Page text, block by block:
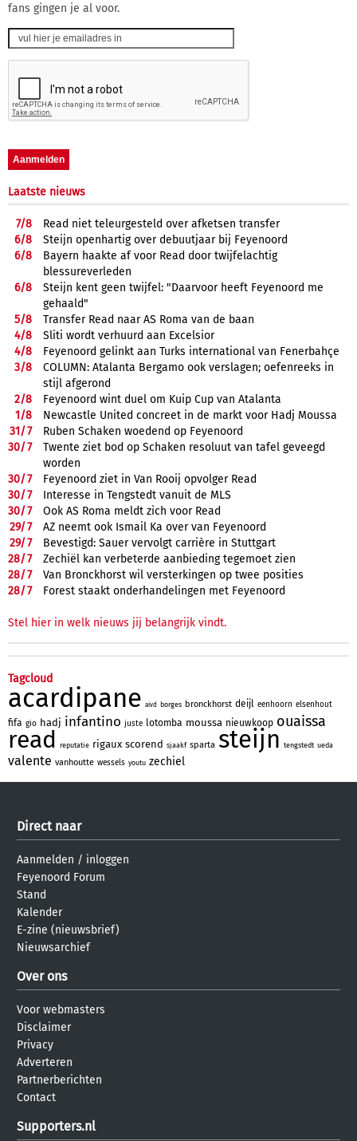
fans gingen je al voor.
Laatste nieuws
7/8
Read niet teleurgesteld over afketsen transfer
6/8
Steijn openhartig over debuutjaar bij Feyenoord
6/8
Bayern haakte af voor Read door twijfelachtig
blessureverleden
6/8
Steijn kent geen twijfel: "Daarvoor heeft Feyenoord me
gehaald"
5/8
Transfer Read naar AS Roma van de baan
4/8
Sliti wordt verhuurd aan Excelsior
4/8
Feyenoord gelinkt aan Turks international van Fenerbahçe
3/8
COLUMN: Atalanta Bergamo ook verslagen; oefenreeks in
stijl afgerond
2/8
Feyenoord wint duel om Kuip Cup van Atalanta
1/8
Newcastle United concreet in de markt voor Hadj Moussa
31/7
Ruben Schaken woedend op Feyenoord
30/7
Twente ziet bod op Schaken resoluut van tafel geveegd
worden
30/7
Feyenoord ziet in Van Rooij opvolger Read
30/7
Interesse in Tengstedt vanuit de MLS
30/7
Ook AS Roma meldt zich voor Read
29/7
AZ neemt ook Ismail Ka over van Feyenoord
29/7
Bevestigd: Sauer vervolgt carrière in Stuttgart
28/7
Zechiël kan verbeterde aanbieding tegemoet zien
28/7
Van Bronckhorst wil versterkingen op twee posities
28/7 Forest staakt onderhandelingen met Feyenoord
Stel hier in welk nieuws jij belangrijk vindt.
Tagcloud
acardipane aivd borges bronckhorst deijl eenhoorn elsenhout
fifa gio hadj infantino juste lotomba moussa nieuwkoop ouaissa
read reputatie rigaux scorend sjaakf sparta steijn tengstedt ueda
valente vanhoutte wessels youtu zechiel
Direct naar
Aanmelden / inloggen
Feyenoord Forum
Stand
Kalender
E-zine (nieuwsbrief)
Nieuwsarchief
Over ons
Voor webmasters
Disclaimer
Privacy
Adverteren
Partnerberichten
Contact
Supporters.nl